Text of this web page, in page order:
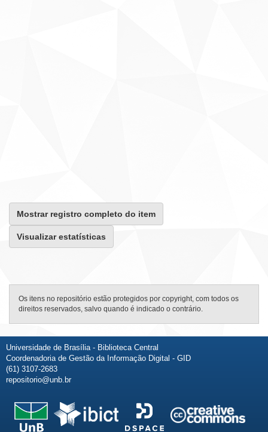
Mostrar registro completo do item
Visualizar estatísticas
Os itens no repositório estão protegidos por copyright, com todos os
direitos reservados, salvo quando é indicado o contrário.
Universidade de Brasília - Biblioteca Central
Coordenadoria de Gestão da Informação Digital - GID
(61) 3107-2683
repositorio@unb.br